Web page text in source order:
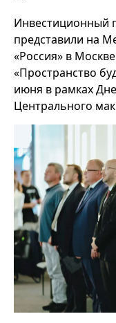
Инвестиционный
представили на
«Россия» в
«Пространство
июня в рамках
Центрального